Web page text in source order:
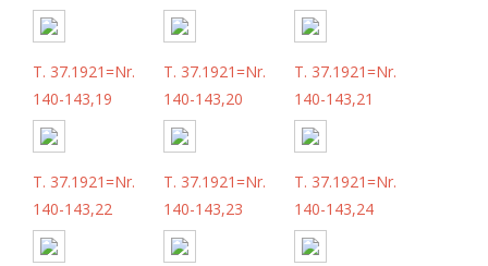
T. 37.1921=Nr.
140-143,19
T. 37.1921=Nr.
140-143,20
T. 37.1921=Nr.
140-143,21
T. 37.1921=Nr.
140-143,22
T. 37.1921=Nr.
140-143,23
T. 37.1921=Nr.
140-143,24